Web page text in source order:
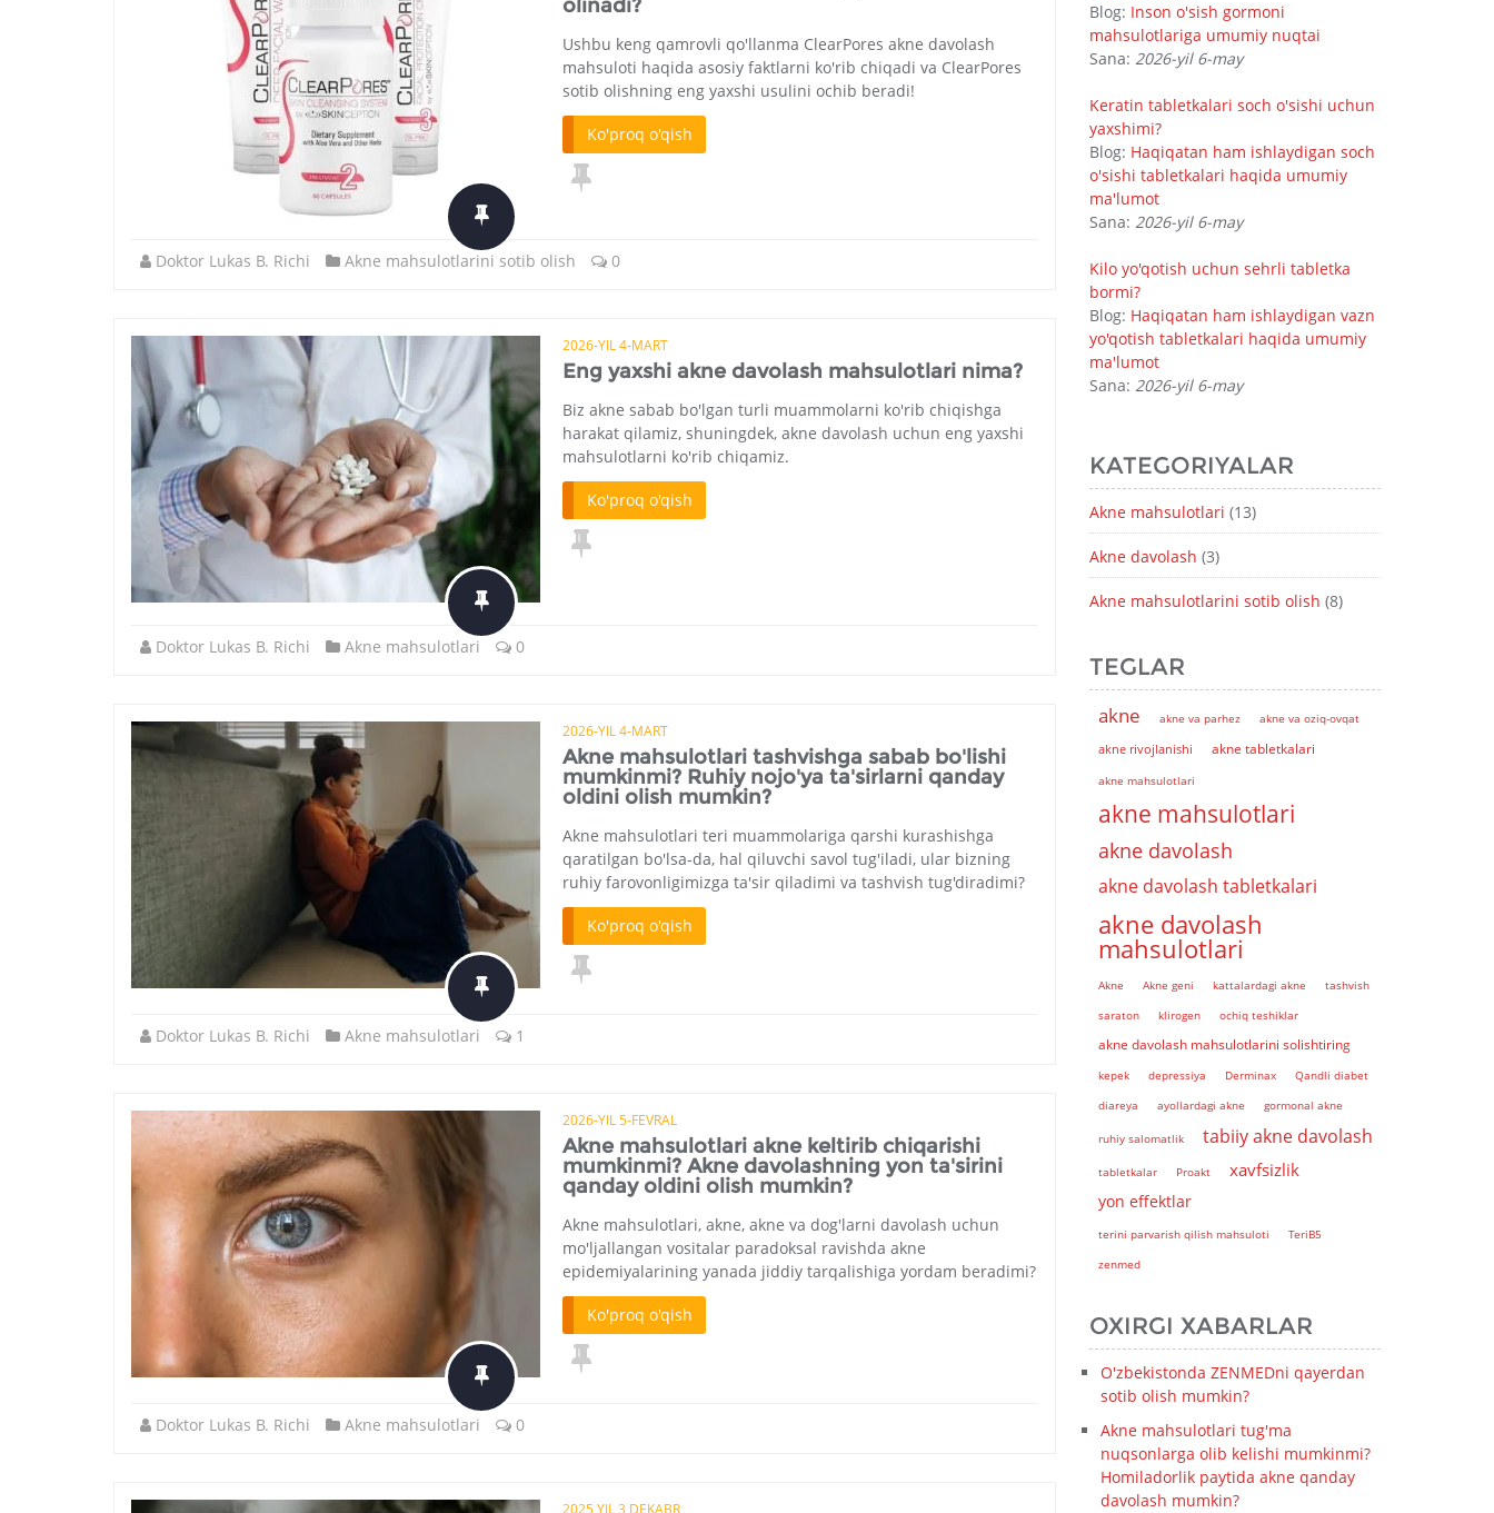
olinadi?
Ushbu keng qamrovli qo'llanma ClearPores akne davolash
mahsuloti haqida asosiy faktlarni ko'rib chiqadi va ClearPores
sotib olishning eng yaxshi usulini ochib beradi!
Ko'proq o'qish
Doktor Lukas B. Richi Akne mahsulotlarini sotib olish 0
2026-YIL 4-MART
Eng yaxshi akne davolash mahsulotlari nima?
Biz akne sabab bo'lgan turli muammolarni ko'rib chiqishga
harakat qilamiz, shuningdek, akne davolash uchun eng yaxshi
mahsulotlarni ko'rib chiqamiz.
Ko'proq o'qish
Doktor Lukas B. Richi Akne mahsulotlari 0
2026-YIL 4-MART
Akne mahsulotlari tashvishga sabab bo'lishi
mumkinmi? Ruhiy nojo'ya ta'sirlarni qanday
oldini olish mumkin?
Akne mahsulotlari teri muammolariga qarshi kurashishga
qaratilgan bo'lsa-da, hal qiluvchi savol tug'iladi, ular bizning
ruhiy farovonligimizga ta'sir qiladimi va tashvish tug'diradimi?
Ko'proq o'qish
Doktor Lukas B. Richi Akne mahsulotlari 1
2026-YIL 5-FEVRAL
Akne mahsulotlari akne keltirib chiqarishi
mumkinmi? Akne davolashning yon ta'sirini
qanday oldini olish mumkin?
Akne mahsulotlari, akne, akne va dog'larni davolash uchun
mo'ljallangan vositalar paradoksal ravishda akne
epidemiyalarining yanada jiddiy tarqalishiga yordam beradimi?
Ko'proq o'qish
Doktor Lukas B. Richi Akne mahsulotlari 0
2025 YIL 3 DEKABR
Blog: Inson o'sish gormoni
mahsulotlariga umumiy nuqtai
Sana: 2026-yil 6-may
Keratin tabletkalari soch o'sishi uchun
yaxshimi?
Blog: Haqiqatan ham ishlaydigan soch
o'sishi tabletkalari haqida umumiy
ma'lumot
Sana: 2026-yil 6-may
Kilo yo'qotish uchun sehrli tabletka
bormi?
Blog: Haqiqatan ham ishlaydigan vazn
yo'qotish tabletkalari haqida umumiy
ma'lumot
Sana: 2026-yil 6-may
KATEGORIYALAR
Akne mahsulotlari (13)
Akne davolash (3)
Akne mahsulotlarini sotib olish (8)
TEGLAR
akne akne va parhez
akne va oziq-ovqat
akne rivojlanishi
akne tabletkalari
akne mahsulotlari
akne mahsulotlari
akne davolash
akne davolash tabletkalari
akne davolash
mahsulotlari
Akne Akne geni kattalardagi akne
tashvish
saraton
klirogen ochiq teshiklar
akne davolash mahsulotlarini solishtiring
kepek depressiya Derminax
Qandli diabet
diareya
ayollardagi akne gormonal akne
ruhiy salomatlik tabiiy akne davolash
tabletkalar Proakt xavfsizlik
yon effektlar
terini parvarish qilish mahsuloti
TeriB5
zenmed
OXIRGI XABARLAR
O'zbekistonda ZENMEDni qayerdan
sotib olish mumkin?
Akne mahsulotlari tug'ma
nuqsonlarga olib kelishi mumkinmi?
Homiladorlik paytida akne qanday
davolash mumkin?